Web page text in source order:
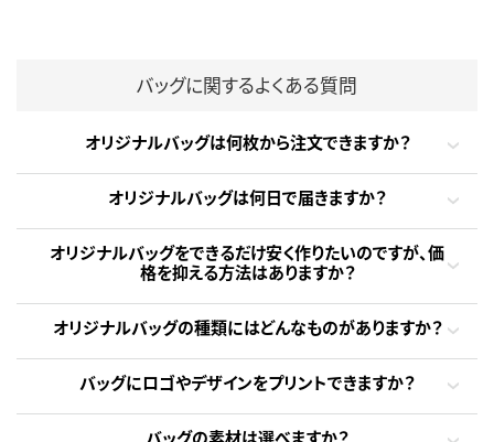
バッグに関するよくある質問
オリジナルバッグは何枚から注文できますか？
オリジナルバッグは何日で届きますか？
オリジナルバッグをできるだけ安く作りたいのですが、価
格を抑える方法はありますか？
オリジナルバッグの種類にはどんなものがありますか？
バッグにロゴやデザインをプリントできますか？
バッグの素材は選べますか？